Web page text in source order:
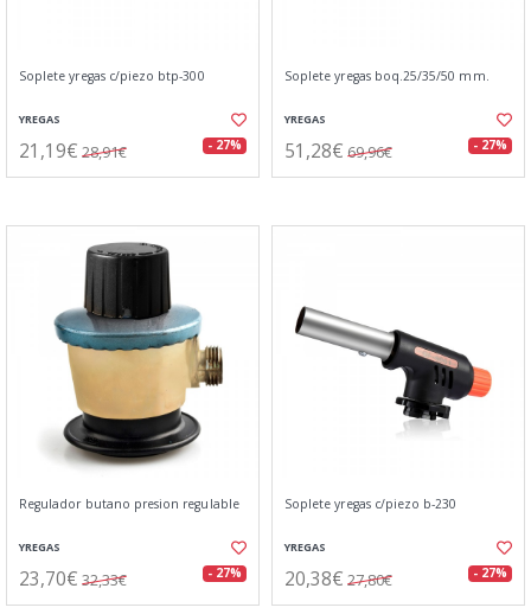
Soplete yregas c/piezo btp-300
YREGAS
21,19€ 28,91€ - 27%
Soplete yregas boq.25/35/50 mm.
YREGAS
51,28€ 69,96€ - 27%
Regulador butano presion regulable
YREGAS
23,70€ 32,33€ - 27%
Soplete yregas c/piezo b-230
YREGAS
20,38€ 27,80€ - 27%